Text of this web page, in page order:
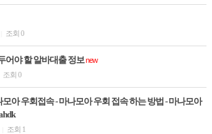
조회 0
어야 할 알바대출 정보 new
조회 0
아 우회접속 - 마나모아 우회 접속 하는 방법 - 마나모아
조회 1